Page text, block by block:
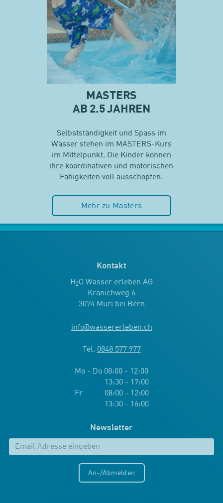
MASTERS
AB 2.5 JAHREN
Selbstständigkeit und Spass im
Wasser stehen im MASTERS-Kurs
im Mittelpunkt. Die Kinder können
ihre koordinativen und motorischen
Fähigkeiten voll ausschöpfen.
Mehr zu Masters
Kontakt
H2O Wasser erleben AG
Kranichweg 6
3074 Muri bei Bern
info@wassererleben.ch
Tel. 0848 577 977
Mo - Do 08:00 - 12:00
13:30 - 17:00
Fr 08:00 - 12:00
13:30 - 16:00
Newsletter
An-/Abmelden